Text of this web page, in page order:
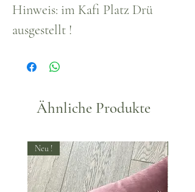
Hinweis: im Kafi Platz Drü
ausgestellt !
Ähnliche Produkte
Neu !